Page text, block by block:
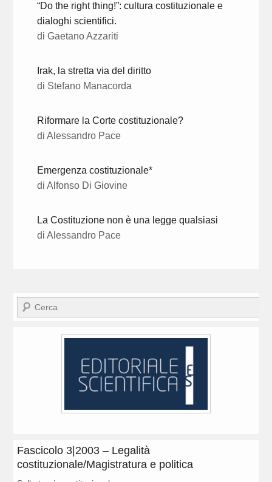
“Do the right thing!”: cultura costituzionale e
dialoghi scientifici.
di Gaetano Azzariti
Irak, la stretta via del diritto
di Stefano Manacorda
Riformare la Corte costituzionale?
di Alessandro Pace
Emergenza costituzionale*
di Alfonso Di Giovine
La Costituzione non è una legge qualsiasi
di Alessandro Pace
Cerca
Fascicolo 3|2003 – Legalità
costituzionale/Magistratura e politica